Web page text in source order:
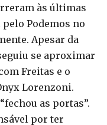
às últimas
Podemos no
Apesar da
se aproximar
Freitas e o
Lorenzoni.
as portas”.
por ter